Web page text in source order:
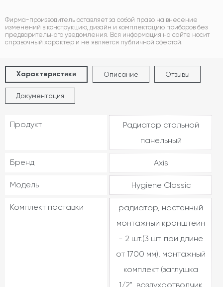
Фирма-производитель оставляет за собой право на внесение
изменений в конструкцию, дизайн и комплектацию приборов без
предварительного уведомления. Вся информация на сайте носит
справочный характер и не является публичной офертой.
Характеристики Описание Отзывы
Документация
Продукт
Радиатор стальной
панельный
Бренд Axis
Модель Hygiene Classic
Комплект поставки
радиатор, настенный
монтажный кронштейн
- 2 шт.(3 шт. при длине
от 1700 мм), монтажный
комплект (заглушка
1/2", воздухоотводчик